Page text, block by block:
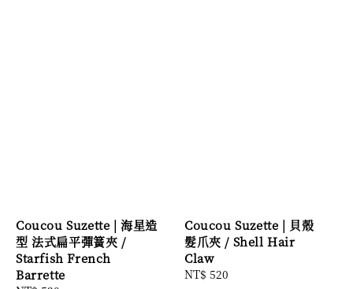
Coucou Suzette | 海星造
型 法式扁平彈簧夾 /
Starfish French
Barrette
Coucou Suzette | 貝殼
髮爪夾 / Shell Hair
Claw
Regular
NT$ 520